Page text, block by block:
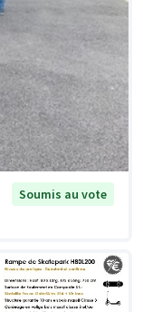
Soumis au vote